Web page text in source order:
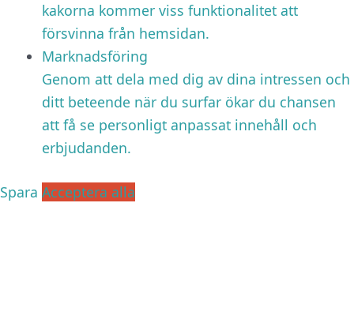
kakorna kommer viss funktionalitet att
försvinna från hemsidan.
Marknadsföring
Genom att dela med dig av dina intressen och
ditt beteende när du surfar ökar du chansen
att få se personligt anpassat innehåll och
erbjudanden.
Spara Acceptera alla